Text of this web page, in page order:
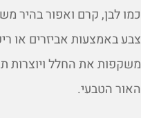
כמו לבן, קרם ואפור בהיר
צבע באמצעות אביזרים או
משקפות את החלל ויוצרות
האור הטבעי.